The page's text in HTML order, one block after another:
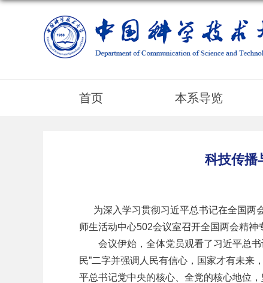
首页 本系导览
科技传播
为深入学习贯彻习近平总书记在全国两
师生活动中心502会议室召开全国两会精神
会议伊始，全体党员观看了习近平总书
民”二字并强调人民有信心，国家才有未来
平总书记党中央的核心、全党的核心地位